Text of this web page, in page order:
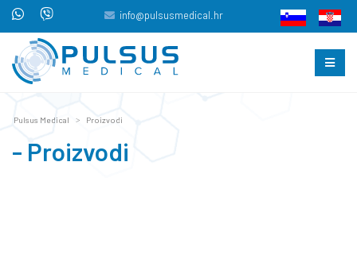
info@pulsusmedical.hr
Pulsus Medical Proizvodi
- Proizvodi